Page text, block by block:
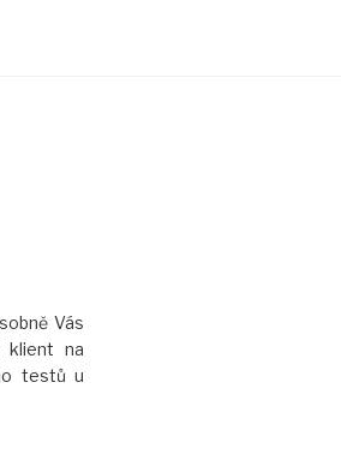
Vás
klient na
testů u